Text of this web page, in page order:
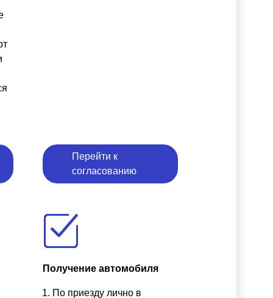
Перейти к
согласованию
Получение автомобиля
По приезду лично в